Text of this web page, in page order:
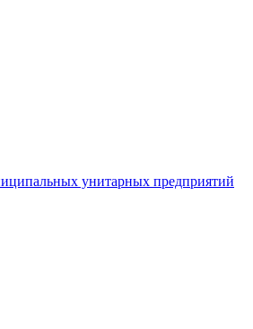
унитарных предприятий